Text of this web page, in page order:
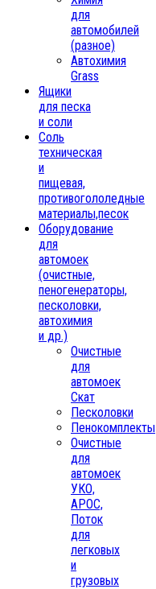
для
автомобилей
(разное)
Автохимия
Grass
Ящики
для песка
и соли
Соль
техническая
и
пищевая,
противогололедные
материалы,песок
Oборудование
для
автомоек
(очистные,
пеногенераторы,
песколовки,
автохимия
и др.)
Очистные
для
автомоек
Скат
Песколовки
Пенокомплекты
Очистные
для
автомоек
УКО,
АРОС,
Поток
для
легковых
и
грузовых